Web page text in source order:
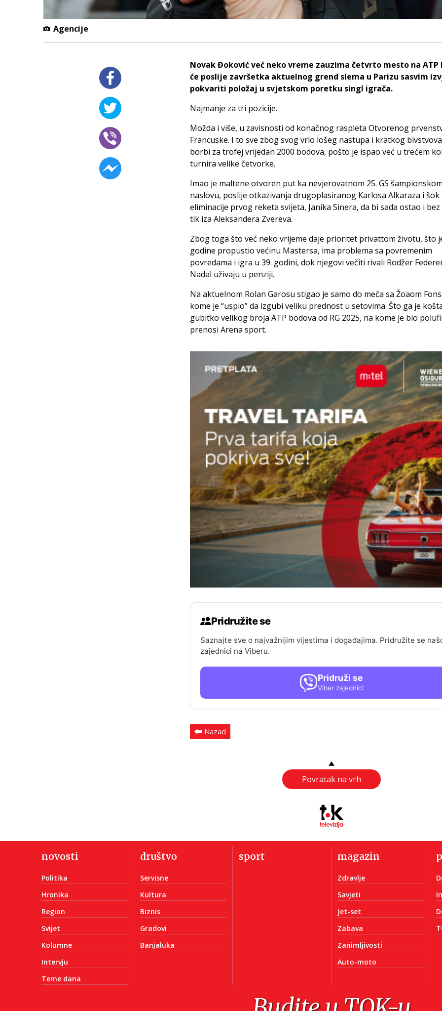
Agencije
Novak Đoković već neko vreme zauzima četvrto mesto na
će poslije završetka aktuelnog grend slema u Parizu sasvim
pokvariti položaj u svjetskom poretku singl igrača.
Najmanje za tri pozicije.
Možda i više, u zavisnosti od konačnog raspleta Otvorenog
Francuske. I to sve zbog svog vrlo lošeg nastupa i kratkog
borbi za trofej vrijedan 2000 bodova, pošto je ispao već u trećem
turnira velike četvorke.
Imao je maltene otvoren put ka nevjerovatnom 25. GS
naslovu, poslije otkazivanja drugoplasiranog Karlosa Alkaraza i šok
eliminacije prvog reketa svijeta, Janika Sinera, da bi sada ostao i
tik iza Aleksandera Zvereva.
Zbog toga što već neko vrijeme daje prioritet privattom životu, što
godine propustio većinu Mastersa, ima problema sa povremenim
povredama i igra u 39. godini, dok njegovi večiti rivali Rodžer
Nadal uživaju u penziji.
Na aktuelnom Rolan Garosu stigao je samo do meča sa Žoaom
kome je “uspio” da izgubi veliku prednost u setovima. Što ga je
gubitko velikog broja ATP bodova od RG 2025, na kome je bio
prenosi Arena sport.
Pridružite se
Saznajte sve o najvažnijim vijestima i događajima. Pridružite se
zajednici na Viberu.
Pridruži se
Viber zajednici
Nazad
Povratak na vrh
novosti
Politika
Hronika
Region
Svijet
Kolumne
Intervju
Teme dana
društvo
Servisne
Kultura
Biznis
Gradovi
Banjaluka
sport magazin
Zdravlje
Savjeti
Jet-set
Zabava
Zanimljivosti
Auto-moto